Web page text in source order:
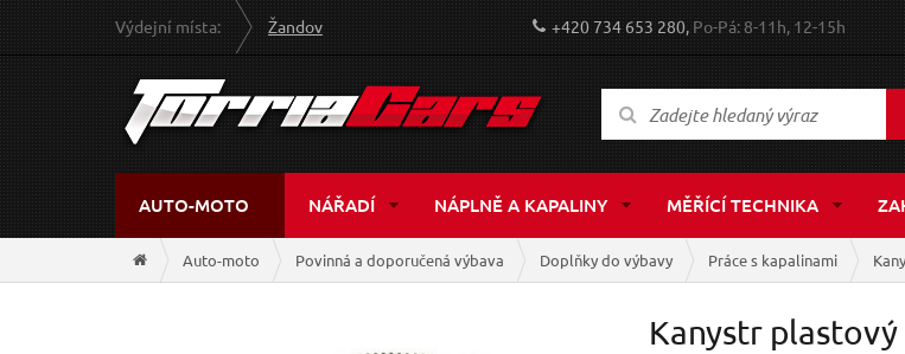
Výdejní místa: Žandov +420 734 653 280,Po-Pá: 8-11h, 12-15h
AUTO-MOTO NÁŘADÍ NÁPLNĚ A KAPALINY MĚŘÍCÍ TECHNIKA
Auto-moto Povinná a doporučená výbava Doplňky do výbavy Práce s kapalinami
Kanystr plastový